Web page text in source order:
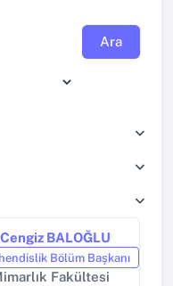
Ara
BALOĞLU
Bölüm Başkanı
Fakültesi